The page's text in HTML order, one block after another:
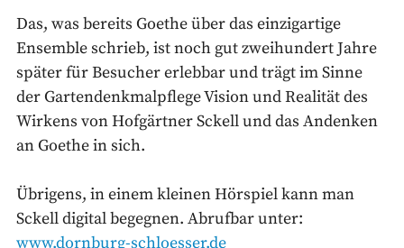
Das, was bereits Goethe über das einzigartige
Ensemble schrieb, ist noch gut zweihundert Jahre
später für Besucher erlebbar und trägt im Sinne
der Gartendenkmalpflege Vision und Realität des
Wirkens von Hofgärtner Sckell und das Andenken
an Goethe in sich.
Übrigens, in einem kleinen Hörspiel kann man
Sckell digital begegnen. Abrufbar unter:
www.dornburg-schloesser.de